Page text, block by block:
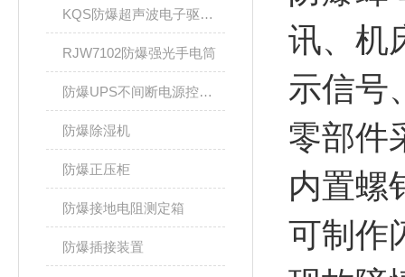
KQS防爆超声波电子驱鼠器
RJW7102防爆强光手电筒
防爆UPS不间断电源控制柜
防爆除湿机
防爆正压柜
防爆接地电阻测定箱
防爆插接装置
讯、机
示信号
零部件
内置螺
可制作